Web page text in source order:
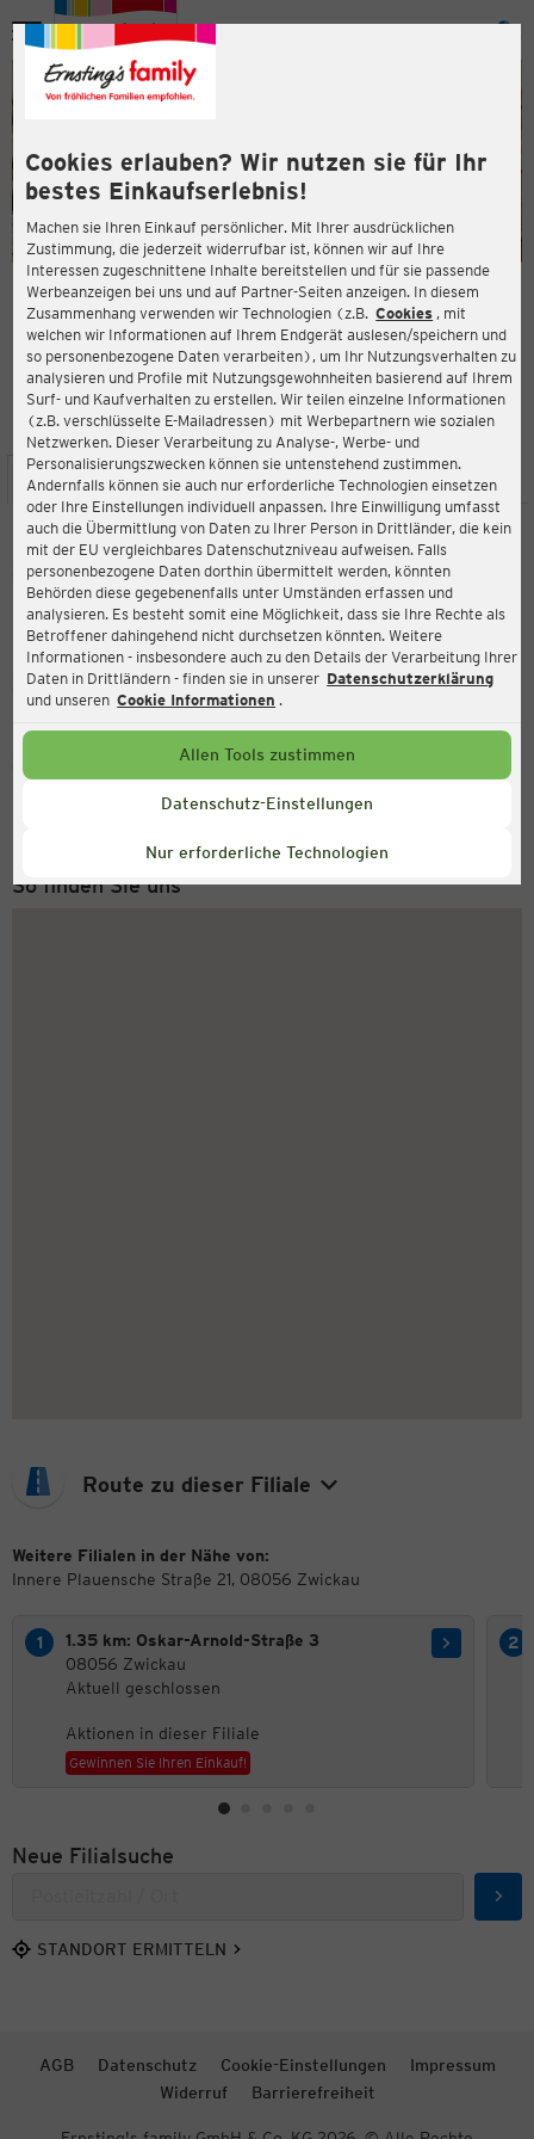
Cookies erlauben? Wir nutzen sie für Ihr
bestes Einkaufserlebnis!
Machen sie Ihren Einkauf persönlicher. Mit Ihrer ausdrücklichen
Zustimmung, die jederzeit widerrufbar ist, können wir auf Ihre
Interessen zugeschnittene Inhalte bereitstellen und für sie passende
Werbeanzeigen bei uns und auf Partner-Seiten anzeigen. In diesem
Zusammenhang verwenden wir Technologien (z.B. Cookies , mit
welchen wir Informationen auf Ihrem Endgerät auslesen/speichern und
so personenbezogene Daten verarbeiten), um Ihr Nutzungsverhalten zu
analysieren und Profile mit Nutzungsgewohnheiten basierend auf Ihrem
Surf- und Kaufverhalten zu erstellen. Wir teilen einzelne Informationen
(z.B. verschlüsselte E-Mailadressen) mit Werbepartnern wie sozialen
Netzwerken. Dieser Verarbeitung zu Analyse-, Werbe- und
Personalisierungszwecken können sie untenstehend zustimmen.
Andernfalls können sie auch nur erforderliche Technologien einsetzen
oder Ihre Einstellungen individuell anpassen. Ihre Einwilligung umfasst
auch die Übermittlung von Daten zu Ihrer Person in Drittländer, die kein
mit der EU vergleichbares Datenschutzniveau aufweisen. Falls
personenbezogene Daten dorthin übermittelt werden, könnten
Behörden diese gegebenenfalls unter Umständen erfassen und
analysieren. Es besteht somit eine Möglichkeit, dass sie Ihre Rechte als
Betroffener dahingehend nicht durchsetzen könnten. Weitere
Informationen - insbesondere auch zu den Details der Verarbeitung Ihrer
Daten in Drittländern - finden sie in unserer Datenschutzerklärung
und unseren Cookie Informationen .
Allen Tools zustimmen
Datenschutz-Einstellungen
Nur erforderliche Technologien
Menü
ERNSTING'S FAMILY FILIALE
Innere Plauensche Straße 21
08056 Zwickau
3,9
Bewertung:
STANDORT SERVICES SORTIMENT AKTIONEN
Ernsting's family
Innere Plauensche Straße 21, 08056 Zwickau
Aktuell:
Geschlossen
Service Hotline
+49 (0) 2546 / 98 999 98
So finden Sie uns
Route zu dieser Filiale
Weitere Filialen in der Nähe von:
Innere Plauensche Straße 21, 08056 Zwickau
1.35 km: Oskar-Arnold-Straße 3
08056 Zwickau
Aktuell geschlossen
Aktionen in dieser Filiale
Gewinnen Sie Ihren Einkauf!
Neue Filialsuche
STANDORT ERMITTELN
AGB Datenschutz Cookie-Einstellungen
Impressum
Widerruf
Barrierefreiheit